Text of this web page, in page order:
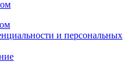
и персональных